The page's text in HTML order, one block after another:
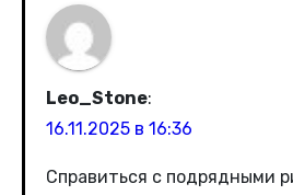
Leo_Stone:
16.11.2025 в 16:36
Справиться с подрядными